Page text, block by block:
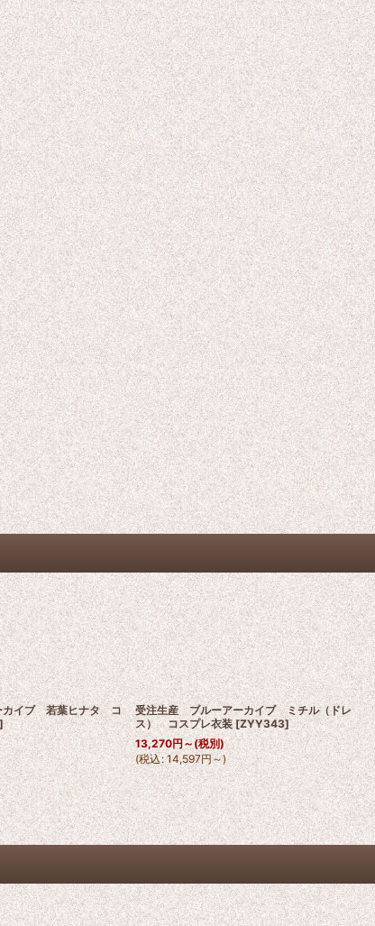
カイブ 若葉ヒナタ コ
]
受注生産 ブルーアーカイブ ミチル（ドレ
ス） コスプレ衣装 [ZYY343]
13,270円 ～ (税別)
(税込: 14,597円～)